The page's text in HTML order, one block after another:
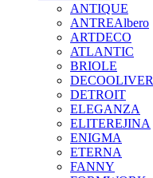
ANTIQUE
ANTREAlbero
ARTDECO
ATLANTIC
BRIOLE
DECOOLIVER
DETROIT
ELEGANZA
ELITEREJINA
ENIGMA
ETERNA
FANNY